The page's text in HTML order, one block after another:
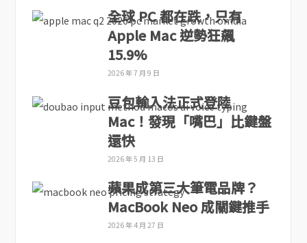
全球 PC 都在跌，只有
Apple Mac 逆勢狂飆
15.9%
2026 年 7 月 9 日
豆包輸入法正式登陸
Mac！發現「嘴巴」比鍵盤
還快
2026 年 5 月 13 日
蘋果成第三大筆電品牌？
MacBook Neo 成關鍵推手
2026 年 4 月 27 日